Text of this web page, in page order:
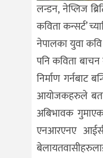
लन्डन, नेप्लिज
कविता कन्सर्ट’
नेपालका युवा
पनि कविता
निर्माण गर्नबाट
आयोजकहरुले
अबिभावक
एनआरएनए